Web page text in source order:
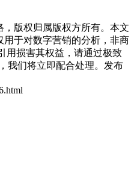
版权归属版权方所有。本文
于对数字营销的分析，非商
用损害其权益，请通过极致
我们将立即配合处理。发布